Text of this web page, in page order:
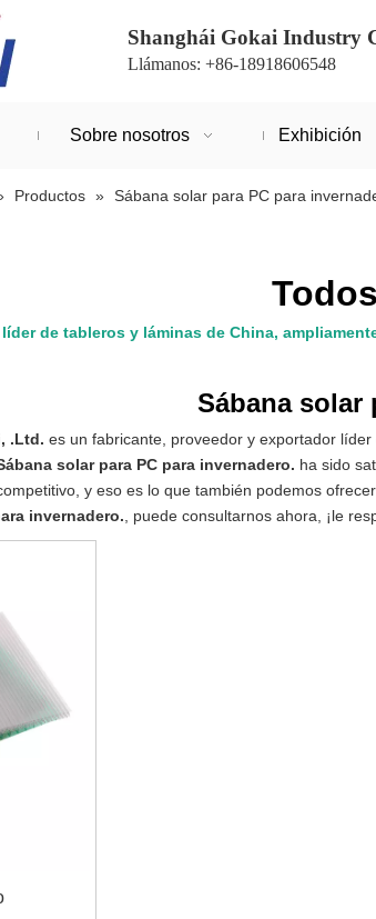
Shanghái Gokai Industry
Llámanos: +86-18918606548
Sobre nosotros Exhibición
Productos » Sábana solar para PC para
de tableros y láminas de China,
Sábana solar
.Ltd. es un fabricante, proveedor y exportador líder
solar para PC para invernadero. ha sido
y eso es lo que también podemos
invernadero. , puede consultarnos ahora, ¡le